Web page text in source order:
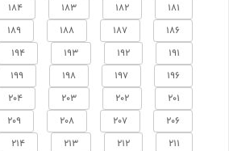
181
182
183
184
186
187
188
189
191
192
193
194
196
197
198
199
201
202
203
204
206
207
208
209
211
212
213
214